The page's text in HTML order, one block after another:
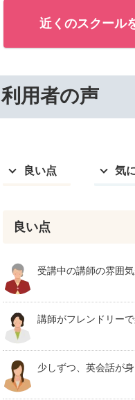
近くのスクール
利用者の声
良い点 気
良い点
受講中の講師の雰囲
講師がフレンドリー
少しずつ、英会話が